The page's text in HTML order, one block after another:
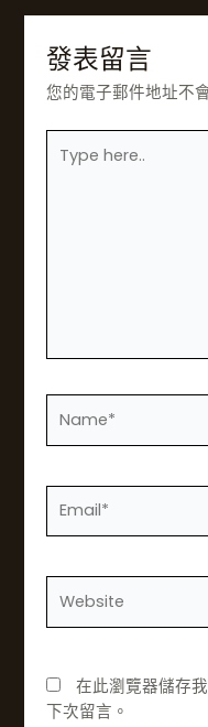
發表留言
您的電子郵件地址不
名
子
件
在此瀏覽器儲存
下次留言。